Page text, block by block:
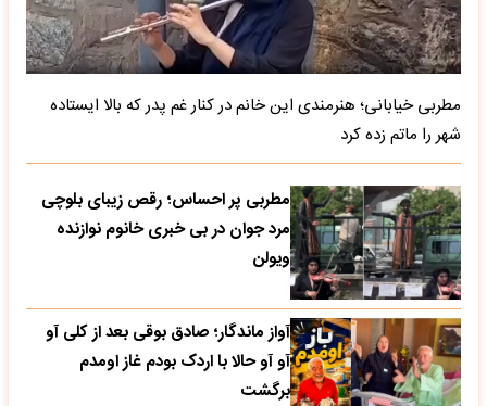
مطربی خیابانی؛ هنرمندی این خانم در کنار غم پدر که بالا ایستاده
شهر را ماتم زده کرد
مطربی پر احساس؛ رقص زیبای بلوچی
مرد جوان در بی خبری خانوم نوازنده
ویولن
آواز ماندگار؛ صادق بوقی بعد از کلی آو
آو آو حالا با اردک بودم غاز اومدم
برگشت